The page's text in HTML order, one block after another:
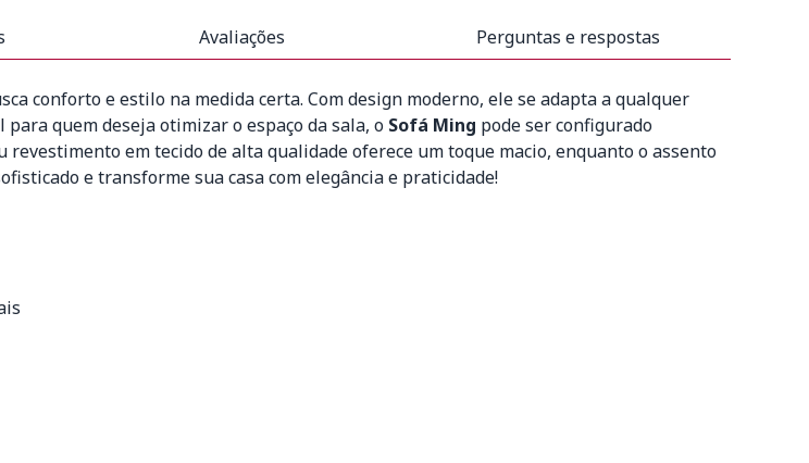
Avaliações Perguntas e respostas
conforto e estilo na medida certa. Com design moderno, ele se adapta a qualquer
quem deseja otimizar o espaço da sala, o Sofá Ming pode ser configurado
em tecido de alta qualidade oferece um toque macio, enquanto o assento
e transforme sua casa com elegância e praticidade!